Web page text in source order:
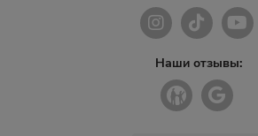
Наши отзывы: